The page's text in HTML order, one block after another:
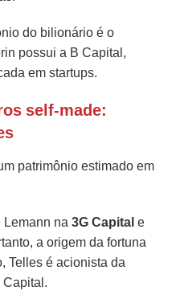
do bilionário é o
possui a B Capital,
em startups.
self-made:
patrimônio estimado em
Lemann na3G Capitale
a origem da fortuna
Telles é acionista da